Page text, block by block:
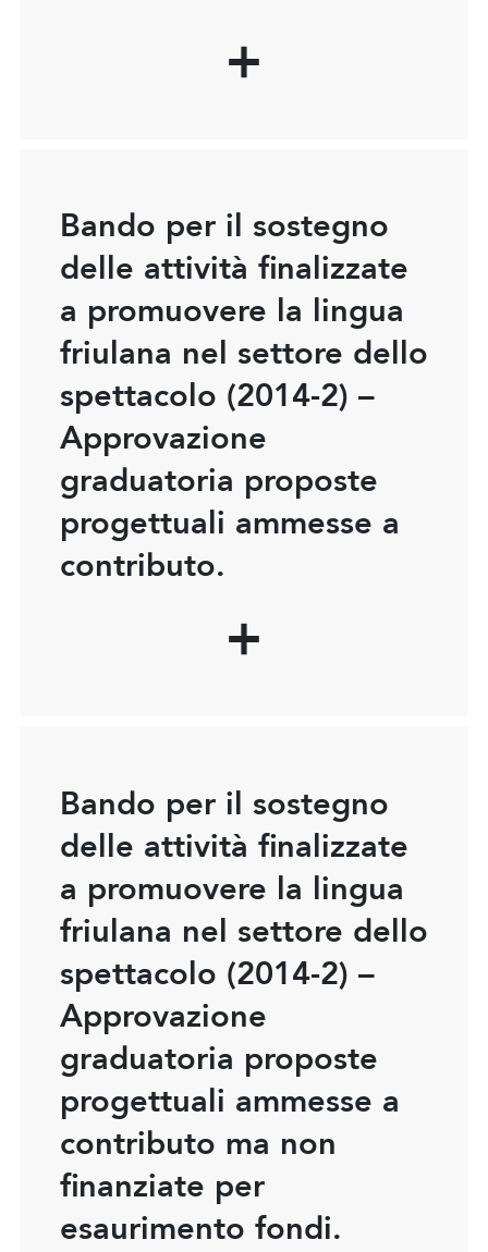
Bando per il sostegno
delle attività finalizzate
a promuovere la lingua
friulana nel settore dello
spettacolo (2014-2) –
Approvazione
graduatoria proposte
progettuali ammesse a
contributo.
Bando per il sostegno
delle attività finalizzate
a promuovere la lingua
friulana nel settore dello
spettacolo (2014-2) –
Approvazione
graduatoria proposte
progettuali ammesse a
contributo ma non
finanziate per
esaurimento fondi.